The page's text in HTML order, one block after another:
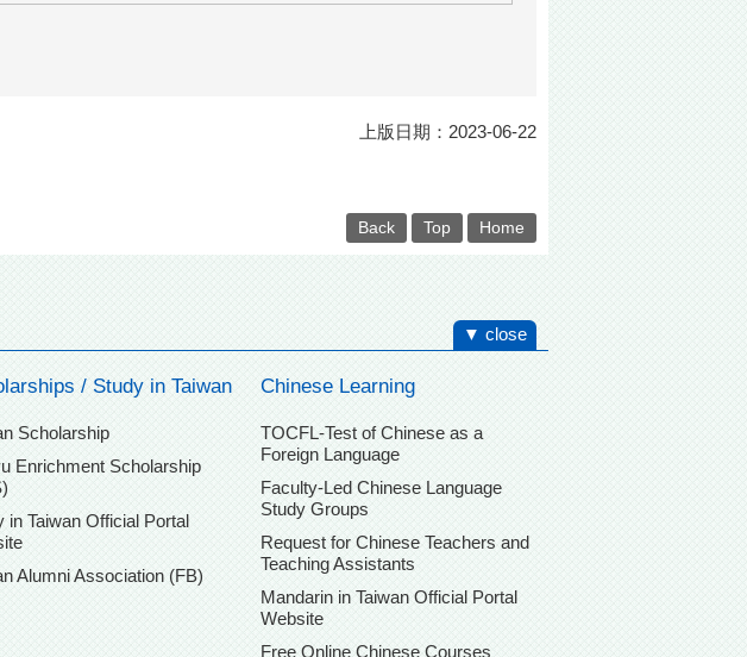
上版日期：2023-06-22
Back Top Home
▼ close
/ Study in Taiwan
Scholarship
Enrichment Scholarship
in Taiwan Official Portal
Alumni Association (FB)
Chinese Learning
TOCFL-Test of Chinese as a
Foreign Language
Faculty-Led Chinese Language
Study Groups
Request for Chinese Teachers and
Teaching Assistants
Mandarin in Taiwan Official Portal
Website
Free Online Chinese Courses